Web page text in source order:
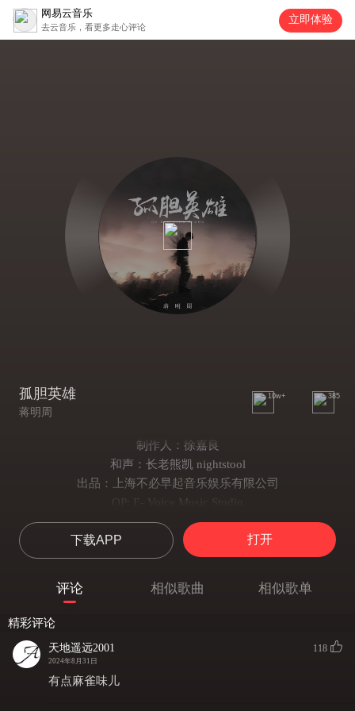
网易云音乐
去云音乐，看更多走心评论
立即体验
孤胆英雄
蒋明周
10w+ 385
制作人：徐嘉良
和声：长老熊凯 nightstool
出品：上海不必早起音乐娱乐有限公司
OP: E- Voice Music Studio
SP：环球音乐出版股份有限公司
【未经著作权人许可不得翻唱翻录或使用】
习惯了一个人的晚餐
还依然期待那个晚安
下载APP 打开
评论 相似歌曲 相似歌单
精彩评论
天地遥远2001
2024年8月31日
118
有点麻雀味儿